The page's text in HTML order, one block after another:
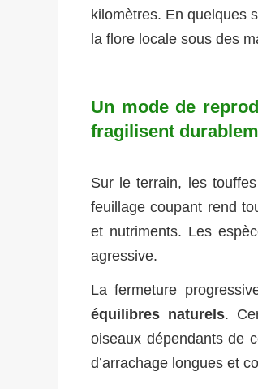
kilomètres. En quelques
la flore locale sous des
Un mode de
fragilisent
Sur le terrain, les
feuillage coupant rend
et nutriments. Les
agressive.
La fermeture
équilibres naturels.
oiseaux dépendants de
d’arrachage longues et